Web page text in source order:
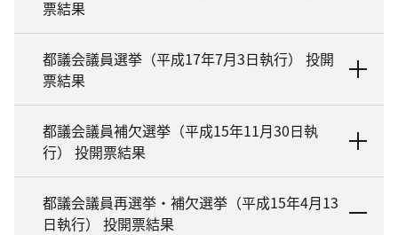
票結果
都議会議員選挙（平成17年7月3日執行） 投開
票結果
都議会議員補欠選挙（平成15年11月30日執
行） 投開票結果
都議会議員再選挙・補欠選挙（平成15年4月13
日執行） 投開票結果